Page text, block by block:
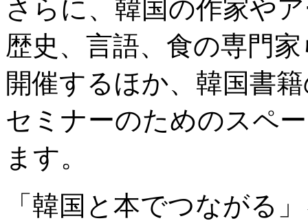
さらに、韓国の作家や
歴史、言語、食の専門
開催するほか、韓国書
セミナーのためのスペ
ます。
「韓国と本でつながる